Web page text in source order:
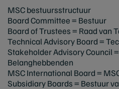
MSC bestuursstructuur
Board Committee = Bestuur
Board of Trustees = Raad van
Technical Advisory Board =
Stakeholder Advisory Council
Belanghebbenden
MSC International Board =
Subsidiary Boards = Bestuur